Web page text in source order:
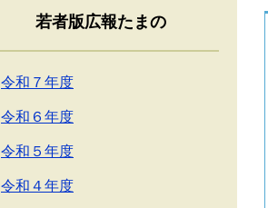
若者版広報たまの
令和７年度
令和６年度
令和５年度
令和４年度